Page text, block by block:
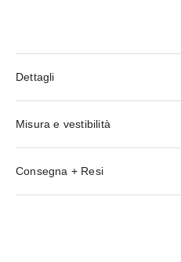
Dettagli
Misura e vestibilità
Consegna + Resi